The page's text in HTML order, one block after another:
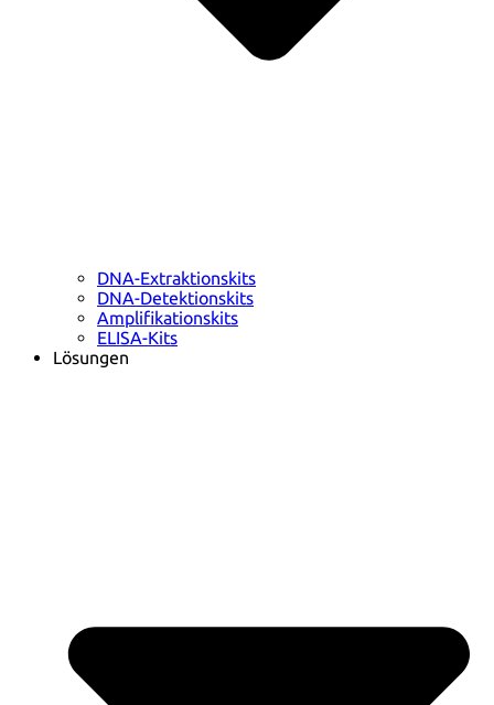
DNA-Extraktionskits
DNA-Detektionskits
Amplifikationskits
ELISA-Kits
Lösungen